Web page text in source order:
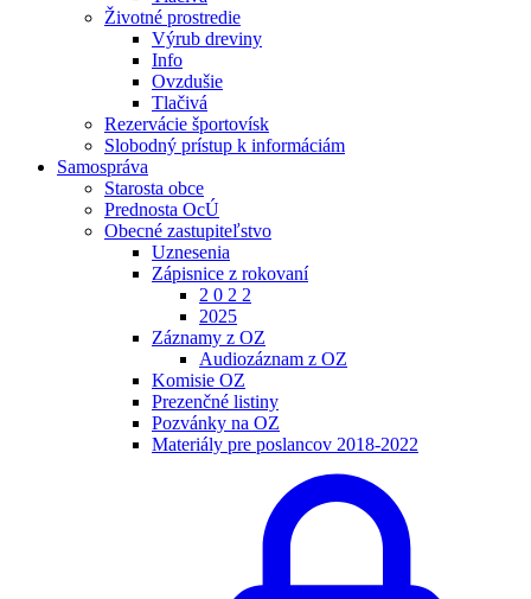
Životné prostredie
Výrub dreviny
Info
Ovzdušie
Tlačivá
Rezervácie športovísk
Slobodný prístup k informáciám
Samospráva
Starosta obce
Prednosta OcÚ
Obecné zastupiteľstvo
Uznesenia
Zápisnice z rokovaní
2 0 2 2
2025
Záznamy z OZ
Audiozáznam z OZ
Komisie OZ
Prezenčné listiny
Pozvánky na OZ
Materiály pre poslancov 2018-2022